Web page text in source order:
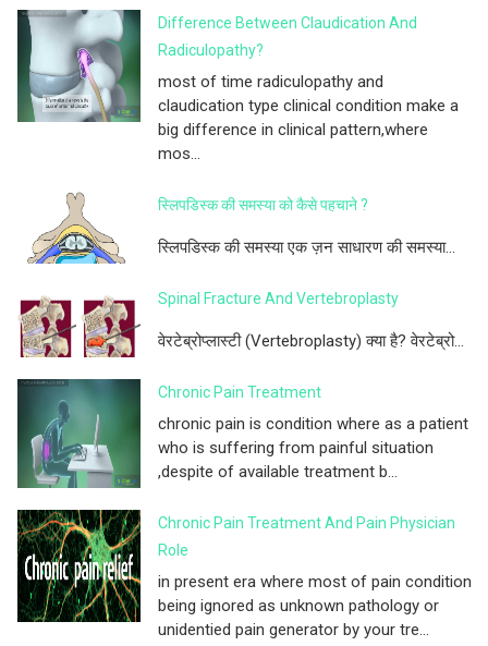
Difference Between Claudication And
Radiculopathy?
most of time radiculopathy and
claudication type clinical condition make a
big difference in clinical pattern,where
mos...
स्लिपडिस्क की समस्या को कैसे पहचाने ?
स्लिपडिस्क की समस्या एक ज़न साधारण की समस्या...
Spinal Fracture And Vertebroplasty
वेरटेब्रोप्लास्टी (Vertebroplasty) क्या है? वेरटेब्रो...
Chronic Pain Treatment
chronic pain is condition where as a patient
who is suffering from painful situation
,despite of available treatment b...
Chronic Pain Treatment And Pain Physician
Role
in present era where most of pain condition
being ignored as unknown pathology or
unidentied pain generator by your tre...